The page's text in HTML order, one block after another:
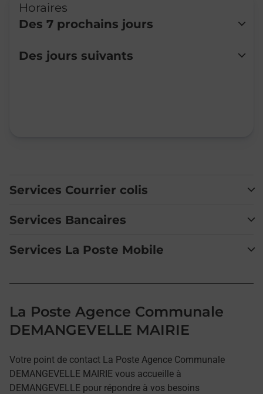
Horaires
Des 7 prochains jours
Lundi
Fermé
Des jours suivants
Services Courrier colis
Services Bancaires
Services La Poste Mobile
La Poste Agence Communale
DEMANGEVELLE MAIRIE
Votre point de contact La Poste Agence Communale
DEMANGEVELLE MAIRIE vous accueille à
DEMANGEVELLE pour répondre à vos besoins